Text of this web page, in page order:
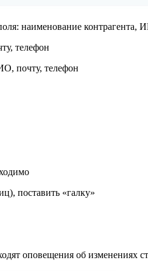
наименование контрагента,
телефон
почту, телефон
поставить «галку»
оповещения об изменениях